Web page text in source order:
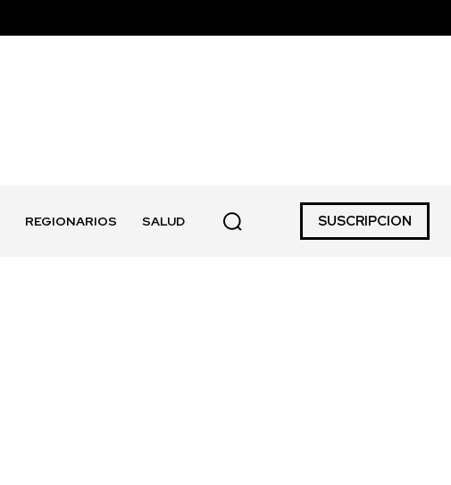
REGIONARIOS SALUD SUSCRIPCION